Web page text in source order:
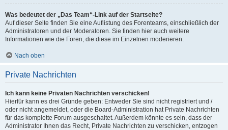
Was bedeutet der „Das Team“-Link auf der Startseite?
Auf dieser Seite finden Sie eine Auflistung des Forenteams, einschließlich der
Administratoren und der Moderatoren. Sie finden hier auch weitere
Informationen wie die Foren, die diese im Einzelnen moderieren.
Nach oben
Private Nachrichten
Ich kann keine Privaten Nachrichten verschicken!
Hierfür kann es drei Gründe geben: Entweder Sie sind nicht registriert und /
oder nicht angemeldet, oder die Board-Administration hat Private Nachrichten
für das komplette Forum ausgeschaltet. Außerdem könnte es sein, dass der
Administrator Ihnen das Recht, Private Nachrichten zu verschicken, entzogen